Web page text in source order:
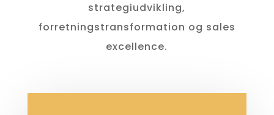
strategiudvikling,
forretningstransformation og sales
excellence.